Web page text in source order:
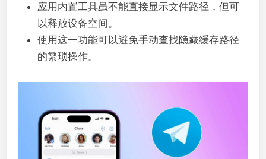
应用内置工具虽不能直接显示文件路径，但可
以释放设备空间。
使用这一功能可以避免手动查找隐藏缓存路径
的繁琐操作。